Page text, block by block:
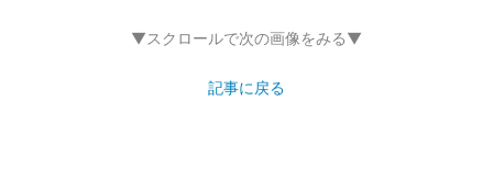
▼スクロールで次の画像をみる▼
記事に戻る